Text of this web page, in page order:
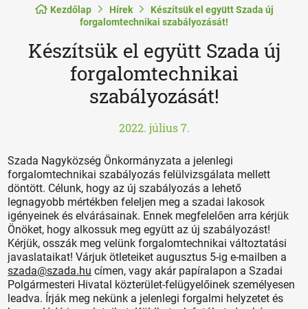
Kezdőlap Hírek
Készítsük el együtt Szada új
forgalomtechnikai szabályozását!
Készítsük el együtt Szada új
forgalomtechnikai
szabályozását!
2022. július 7.
Szada Nagyközség Önkormányzata a jelenlegi
forgalomtechnikai szabályozás felülvizsgálata mellett
döntött. Célunk, hogy az új szabályozás a lehető
legnagyobb mértékben feleljen meg a szadai lakosok
igényeinek és elvárásainak. Ennek megfelelően arra kérjük
Önöket, hogy alkossuk meg együtt az új szabályozást!
Kérjük, osszák meg velünk forgalomtechnikai változtatási
javaslataikat! Várjuk ötleteiket augusztus 5-ig e-mailben a
szada@szada.hu címen, vagy akár papíralapon a Szadai
Polgármesteri Hivatal közterület-felügyelőinek személyesen
leadva. Írják meg nekünk a jelenlegi forgalmi helyzetet és